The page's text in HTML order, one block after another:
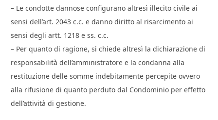
– Le condotte dannose configurano altresì illecito civile ai
sensi dell’art. 2043 c.c. e danno diritto al risarcimento ai
sensi degli artt. 1218 e ss. c.c.
– Per quanto di ragione, si chiede altresì la dichiarazione di
responsabilità dell’amministratore e la condanna alla
restituzione delle somme indebitamente percepite ovvero
alla rifusione di quanto perduto dal Condominio per effetto
dell’attività di gestione.